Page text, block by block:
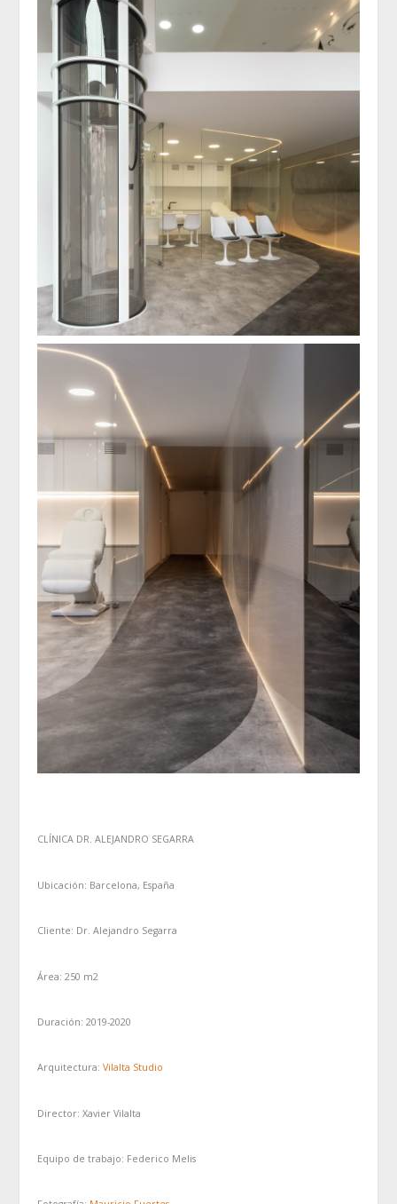
CLÍNICA DR. ALEJANDRO SEGARRA
Ubicación: Barcelona, España
Cliente: Dr. Alejandro Segarra
Área: 250 m2
Duración:2019-2020
Arquitectura:Vilalta Studio
Director: Xavier Vilalta
Equipo de trabajo: Federico Melis